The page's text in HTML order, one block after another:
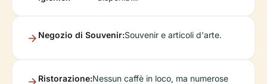
Negozio di Souvenir:Souvenir e articoli d'arte.
Ristorazione:Nessun caffè in loco, ma numerose